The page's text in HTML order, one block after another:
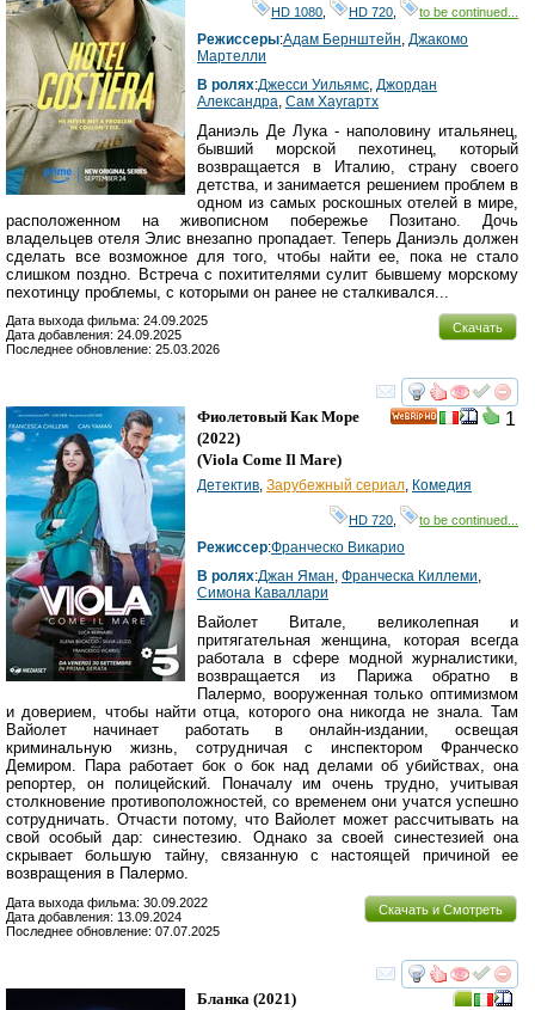
HD 1080 HD 720 to be continued...
Режиссеры:Адам Бернштейн Джакомо
Мартелли
В ролях:Джесси Уильямс Джордан
Александра Сам Хаyгартх
Даниэль Де Лука - наполовину итальянец,
бывший морской пехотинец, который
возвращается в Италию, страну своего
детства, и занимается решением проблем в
одном из самых роскошных отелей в мире,
расположенном на живописном побережье Позитано. Дочь
владельцев отеля Элис внезапно пропадает. Теперь Даниэль должен
сделать все возможное для того, чтобы найти ее, пока не стало
слишком поздно. Встреча с похитителями сулит бывшему морскому
пехотинцу проблемы, с которыми он ранее не сталкивался...
Скачать
Дата выхода фильма: 24.09.2025
Дата добавления: 24.09.2025
Последнее обновление: 25.03.2026
смотреть
1
Фиолетовый Как Море
(2022)
(Viola Come Il Mare)
Детектив, Зарубежный сериал, Комедия
HD 720, to be continued...
Режиссер:Франческо Викарио
В ролях:Джан Яман, Франческа Киллеми,
Симона Каваллари
Вайолет Витале, великолепная и
притягательная женщина, которая всегда
работала в сфере модной журналистики,
возвращается из Парижа обратно в
Палермо, вооруженная только оптимизмом
и доверием, чтобы найти отца, которого она никогда не знала. Там
Вайолет начинает работать в онлайн-издании, освещая
криминальную жизнь, сотрудничая с инспектором Франческо
Демиром. Пара работает бок о бок над делами об убийствах, она
репортер, он полицейский. Поначалу им очень трудно, учитывая
столкновение противоположностей, со временем они учатся успешно
сотрудничать. Отчасти потому, что Вайолет может рассчитывать на
свой особый дар: синестезию. Однако за своей синестезией она
скрывает большую тайну, связанную с настоящей причиной ее
возвращения в Палермо.
Скачать и Смотреть
Дата выхода фильма: 30.09.2022
Дата добавления: 13.09.2024
Последнее обновление: 07.07.2025
смотреть
Бланка (2021)